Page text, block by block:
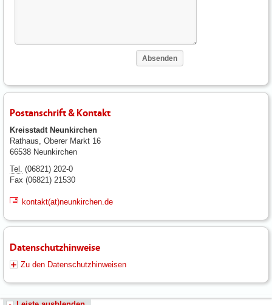
Postanschrift & Kontakt
Kreisstadt Neunkirchen
Rathaus, Oberer Markt 16
66538 Neunkirchen
Tel. (06821) 202-0
Fax (06821) 21530
kontakt(at)neunkirchen.de
Datenschutzhinweise
Zu den Datenschutzhinweisen